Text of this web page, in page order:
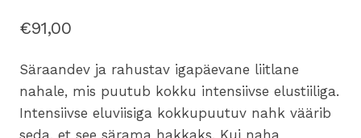
€91,00
Säraandev ja rahustav igapäevane liitlane
nahale, mis puutub kokku intensiivse elustiiliga.
Intensiivse eluviisiga kokkupuutuv nahk väärib